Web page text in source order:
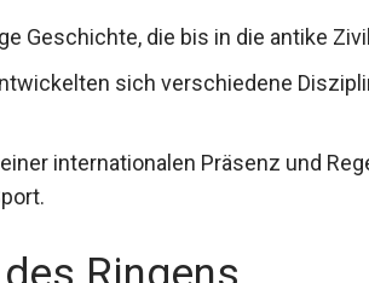
Geschichte, die bis in die antike
sich verschiedene
internationalen Präsenz und